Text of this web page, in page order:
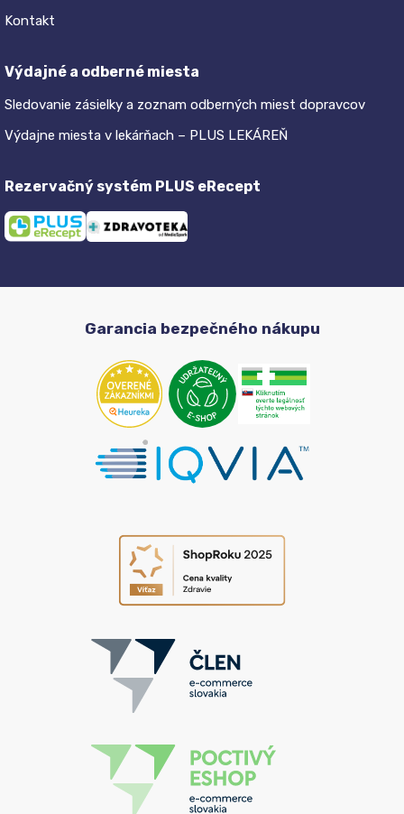
Kontakt
Výdajné a odberné miesta
Sledovanie zásielky a zoznam odberných miest dopravcov
Výdajne miesta v lekárňach – PLUS LEKÁREŇ
Rezervačný systém PLUS eRecept
Garancia bezpečného nákupu